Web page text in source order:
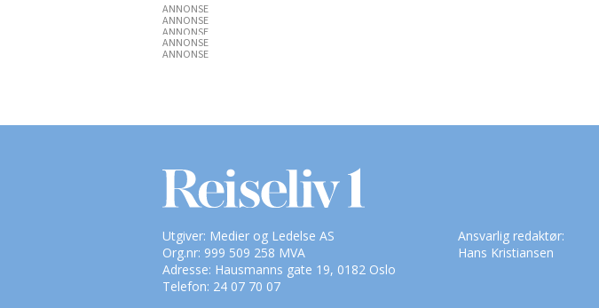
ANNONSE
ANNONSE
ANNONSE
ANNONSE
ANNONSE
Utgiver: Medier og Ledelse AS
Org.nr: 999 509 258 MVA
Adresse: Hausmanns gate 19, 0182 Oslo
Telefon: 24 07 70 07
Ansvarlig redaktør:
Hans Kristiansen